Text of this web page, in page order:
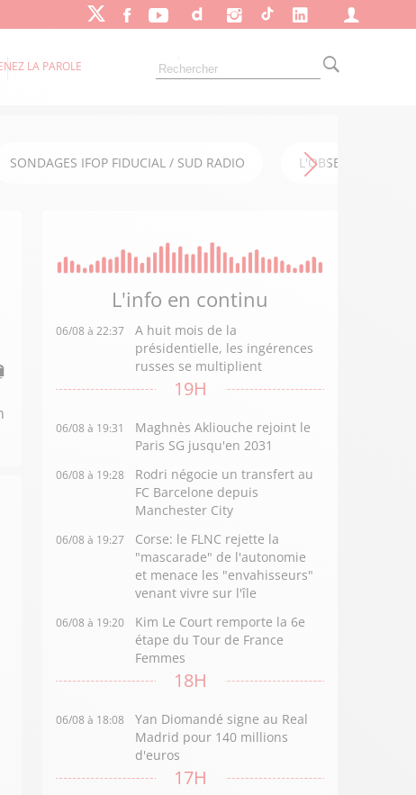
LA PAROLE
SONDAGES IFOP FIDUCIAL / SUD RADIO L'OBSERVATOIRE
L'info en continu
06/08 à 22:37
A huit mois de la
présidentielle, les ingérences
russes se multiplient
19H
06/08 à 19:31
Maghnès Akliouche rejoint le
Paris SG jusqu'en 2031
06/08 à 19:28
Rodri négocie un transfert au
FC Barcelone depuis
Manchester City
06/08 à 19:27
Corse: le FLNC rejette la
"mascarade" de l'autonomie
et menace les "envahisseurs"
venant vivre sur l'île
06/08 à 19:20
Kim Le Court remporte la 6e
étape du Tour de France
Femmes
18H
06/08 à 18:08
Yan Diomandé signe au Real
Madrid pour 140 millions
d'euros
17H